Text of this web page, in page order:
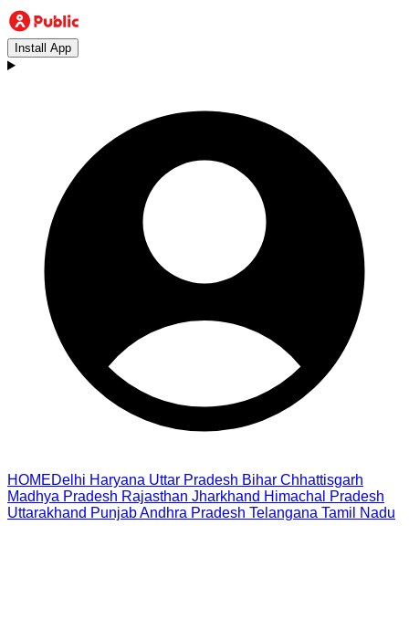
Install App
HOMEDelhi Haryana Uttar Pradesh Bihar Chhattisgarh
Madhya Pradesh Rajasthan Jharkhand Himachal Pradesh
Uttarakhand PunjabAndhra Pradesh Telangana Tamil Nadu